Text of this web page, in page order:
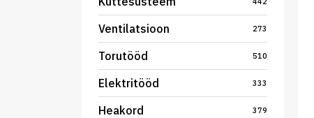
Ventilatsioon 273
Torutööd 510
Elektritööd 333
Heakord 379